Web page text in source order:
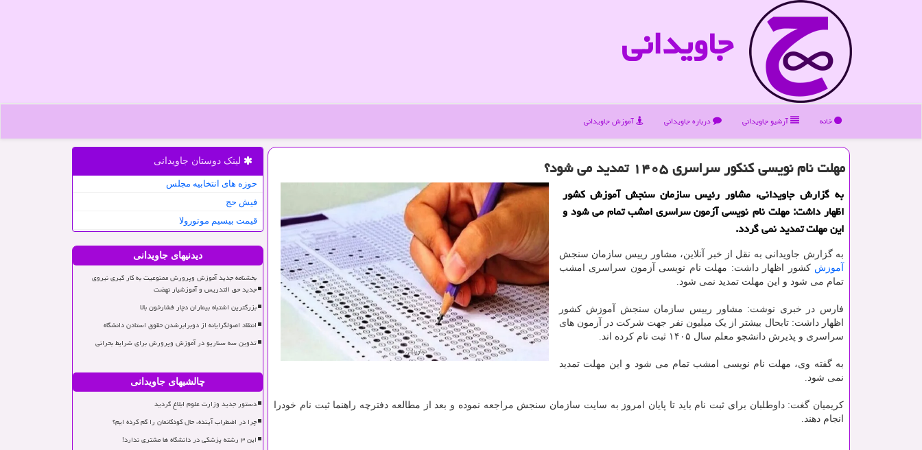
جاویدانی
خانه آرشیو جاویدانی درباره جاویدانی آموزش جاویدانی
مهلت نام نویسی کنکور سراسری ۱۴۰۵ تمدید می شود؟
به گزارش جاویدانی، مشاور رئیس سازمان سنجش آموزش کشور
اظهار داشت: مهلت نام نویسی آزمون سراسری امشب تمام می شود و
این مهلت تمدید نمی گردد.
به گزارش جاویدانی به نقل از خبر آنلاین، مشاور رییس سازمان سنجش
آموزش کشور اظهار داشت: مهلت نام نویسی آزمون سراسری امشب
تمام می شود و این مهلت تمدید نمی شود.
فارس در خبری نوشت: مشاور رییس سازمان سنجش آموزش کشور
اظهار داشت: تابحال بیشتر از یک میلیون نفر جهت شرکت در آزمون های
سراسری و پذیرش دانشجو معلم سال ۱۴۰۵ ثبت نام کرده اند.
به گفته وی، مهلت نام نویسی امشب تمام می شود و این مهلت تمدید
نمی شود.
کریمیان گغت: داوطلبان برای ثبت نام باید تا پایان امروز به سایت سازمان سنجش مراجعه نموده و بعد از مطالعه دفترچه راهنما ثبت نام خودرا
انجام دهند.
لینک دوستان جاویدانی
حوزه های انتخابیه مجلس
فیش حج
قیمت بیسیم موتورولا
دیدنیهای جاویدانی
بخشنامه جدید آموزش وپرورش ممنوعیت به کار گیری نیروی
جدید حق التدریس و آموزشیار نهضت
بزرگترین اشتباه بیماران دچار فشارخون بالا
انتقاد اصولگرایانه از دوبرابرشدن حقوق استادن دانشگاه
تدوین سه سناریو در آموزش وپرورش برای شرایط بحرانی
چالشیهای جاویدانی
دستور جدید وزارت علوم ابلاغ گردید
چرا در اضطراب آینده، حال کودکانمان را گم کرده ایم؟
این ۳ رشته پزشکی در دانشگاه ها مشتری ندارد!